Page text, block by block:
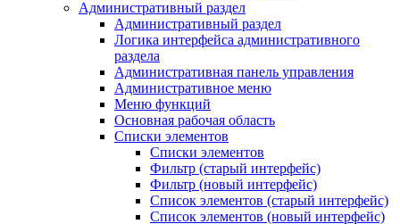
Административный раздел
Административный раздел
Логика интерфейса административного
раздела
Административная панель управления
Административное меню
Меню функций
Основная рабочая область
Списки элементов
Списки элементов
Фильтр (старый интерфейс)
Фильтр (новый интерфейс)
Список элементов (старый интерфейс)
Список элементов (новый интерфейс)